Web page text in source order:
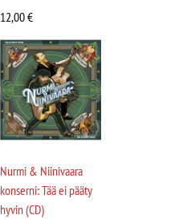
12,00€
Nurmi & Niinivaara
konserni: Tää ei pääty
hyvin (CD)